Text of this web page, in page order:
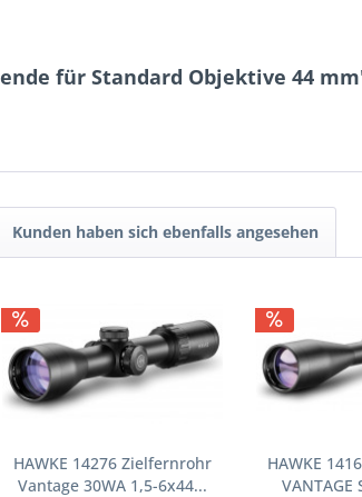
für Standard Objektive 44
Kunden haben sich ebenfalls angesehen
HAWKE 14276 Zielfernrohr
Vantage 30WA 1,5-6x44...
HAWKE
VANTAGE